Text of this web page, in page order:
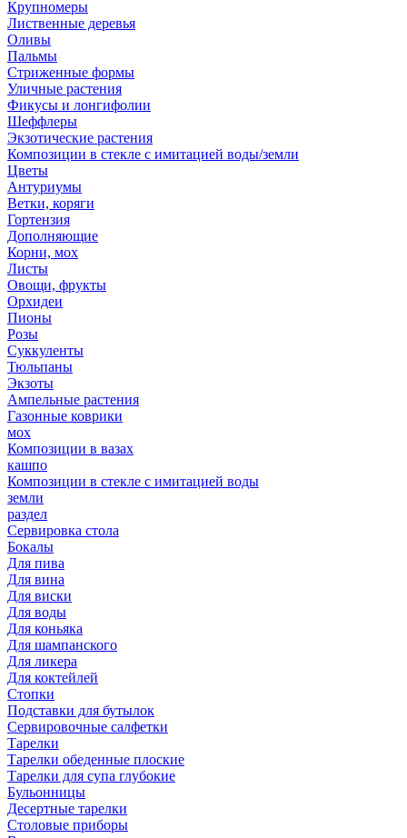
Крупномеры
Лиственные деревья
Оливы
Пальмы
Стриженные формы
Уличные растения
Фикусы и лонгифолии
Шеффлеры
Экзотические растения
Композиции в стекле с имитацией воды/земли
Цветы
Антуриумы
Ветки, коряги
Гортензия
Дополняющие
Корни, мох
Листы
Овощи, фрукты
Орхидеи
Пионы
Розы
Суккуленты
Тюльпаны
Экзоты
Ампельные растения
Газонные коврики
мох
Композиции в вазах
кашпо
Композиции в стекле с имитацией воды
земли
раздел
Сервировка стола
Бокалы
Для пива
Для вина
Для виски
Для воды
Для коньяка
Для шампанского
Для ликера
Для коктейлей
Стопки
Подставки для бутылок
Сервировочные салфетки
Тарелки
Тарелки обеденные плоские
Тарелки для супа глубокие
Бульонницы
Десертные тарелки
Столовые приборы